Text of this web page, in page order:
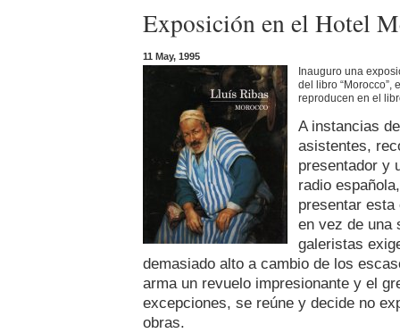
Exposición en el Hotel
11 May, 1995
Inauguro una
del libro “Morocco”,
reproducen en el
A instancias
asistentes,
presentador y
radio
presentar esta
en vez de una
galeristas
demasiado alto a cambio de los
arma un revuelo impresionante y el
excepciones, se reúne y decide no
obras.